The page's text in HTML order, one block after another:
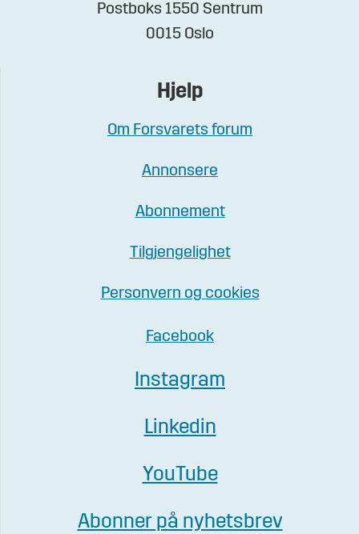
Postboks 1550 Sentrum
0015 Oslo
Hjelp
Om Forsvarets forum
Annonsere
Abonnement
Tilgjengelighet
Personvern og cookies
Facebook
Instagram
Linkedin
YouTube
Abonner på nyhetsbrev